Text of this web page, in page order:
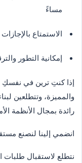
مساءً
الاستمتاع
إمكانية التطور
إذا كنتِ ترين في نفسكِ
والمميزة، وتتطلعين
رائدة بمجال الأنظمة
انضمي إلينا لنصنع
نتطلع لاستقبال طلبات